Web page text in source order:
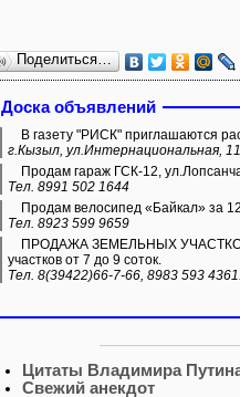
Поделиться…
Доска объявлений
В газету "РИСК" приглашаются
г.Кызыл, ул.Интернациональная,
Продам гараж ГСК-12,
Тел. 8991 502 1644
Продам велосипед «Байкал» за
Тел. 8923 599 9659
ПРОДАЖА ЗЕМЕЛЬНЫХ УЧАСТКОВ
участков от 7 до 9 соток.
Тел. 8(39422)66-7-66, 8983 593
Цитаты Владимира
Свежий анекдот